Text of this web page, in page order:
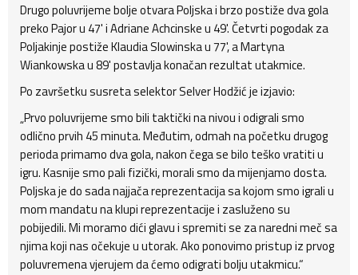
Drugo poluvrijeme bolje otvara Poljska i brzo postiže dva gola
preko Pajor u 47' i Adriane Achcinske u 49'. Četvrti pogodak za
Poljakinje postiže Klaudia Slowinska u 77', a Martyna
Wiankowska u 89' postavlja konačan rezultat utakmice.
Po završetku susreta selektor Selver Hodžić je izjavio:
„Prvo poluvrijeme smo bili taktički na nivou i odigrali smo
odlično prvih 45 minuta. Međutim, odmah na početku drugog
perioda primamo dva gola, nakon čega se bilo teško vratiti u
igru. Kasnije smo pali fizički, morali smo da mijenjamo dosta.
Poljska je do sada najjača reprezentacija sa kojom smo igrali u
mom mandatu na klupi reprezentacije i zasluženo su
pobijedili. Mi moramo dići glavu i spremiti se za naredni meč sa
njima koji nas očekuje u utorak. Ako ponovimo pristup iz prvog
poluvremena vjerujem da ćemo odigrati bolju utakmicu.“